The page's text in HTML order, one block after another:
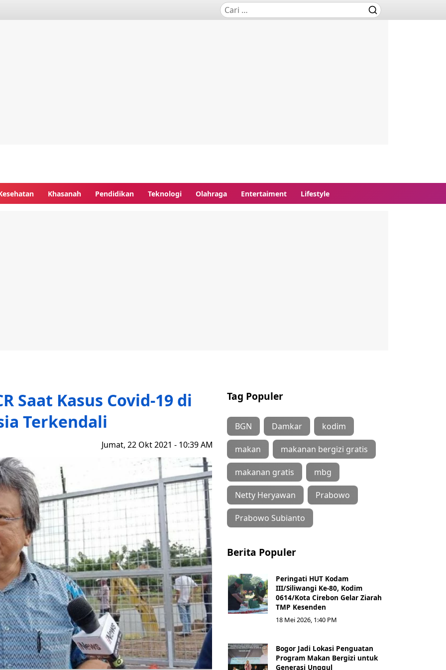
Khasanah Pendidikan Teknologi Olahraga Entertaiment Lifestyle
Saat Kasus Covid-19 di
Terkendali
Jumat, 22 Okt 2021 - 10:39 AM
Tag Populer
BGN Damkar kodim
makan makanan bergizi gratis
makanan gratis mbg
Netty Heryawan Prabowo
Prabowo Subianto
Berita Populer
Peringati HUT Kodam
III/Siliwangi Ke-80, Kodim
0614/Kota Cirebon Gelar Ziarah
TMP Kesenden
18 Mei 2026, 1:40 PM
Bogor Jadi Lokasi Penguatan
Program Makan Bergizi untuk
Generasi Unggul